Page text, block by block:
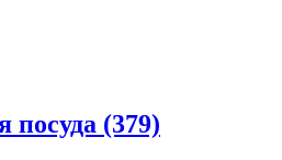
посуда (379)